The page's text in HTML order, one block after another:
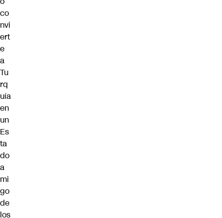
co
nvi
ert
e
a
Tu
rq
uía
en
un
Es
ta
do
a
mi
go
de
los